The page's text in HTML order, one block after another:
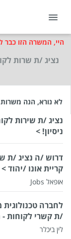
היי, המשרה הזו כבר
נציג /ת שרות
לא נורא, הנה
נציג /ת שירות
ניסיון! >
דרוש /ה נציג /ת
קריית אונו /יהוד >
אופאל Jobs
לחברה
/ת קשרי לקוחות
לין ביכלר